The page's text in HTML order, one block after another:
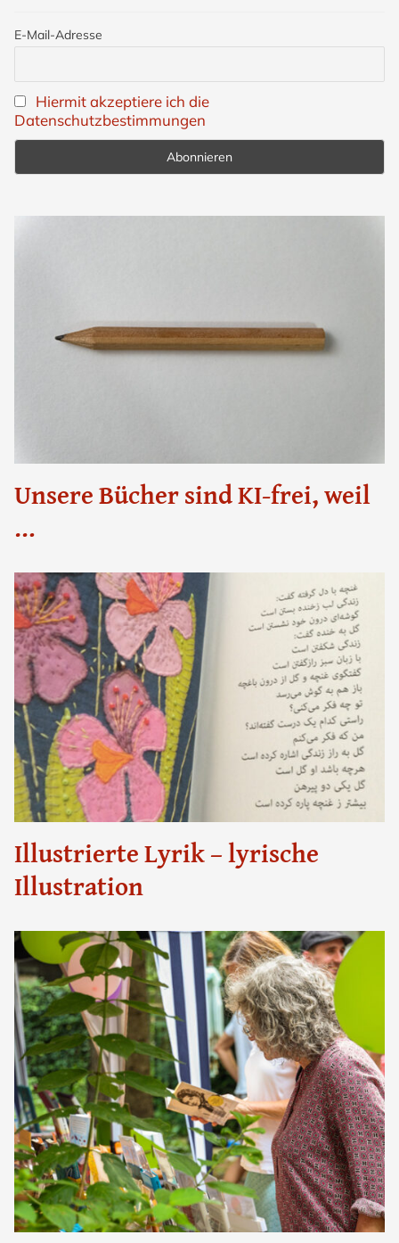
E-Mail-Adresse
Hiermit akzeptiere ich die
Datenschutzbestimmungen
Unsere Bücher sind KI-frei, weil
…
Illustrierte Lyrik – lyrische
Illustration